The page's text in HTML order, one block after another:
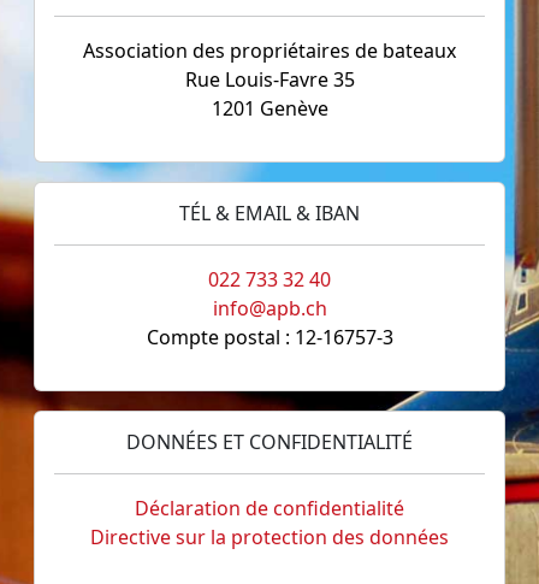
Association des propriétaires de bateaux
Rue Louis-Favre 35
1201 Genève
TÉL & EMAIL & IBAN
022 733 32 40
info@apb.ch
Compte postal : 12-16757-3
DONNÉES ET CONFIDENTIALITÉ
Déclaration de confidentialité
Directive sur la protection des données